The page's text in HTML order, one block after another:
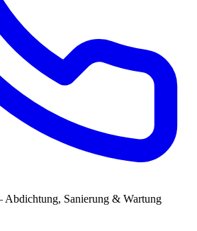
Dörflingen